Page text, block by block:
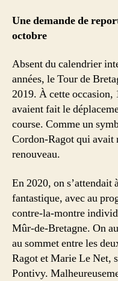
Une demande de
octobre
Absent du calendrier
années, le Tour de
2019. À cette occasion,
avaient fait le
course. Comme un
Cordon-Ragot qui avait
renouveau.
En 2020, on s’attendait
fantastique, avec au
contre-la-montre
Mûr-de-Bretagne. On
au sommet entre les
Ragot et Marie Le Net,
Pontivy.